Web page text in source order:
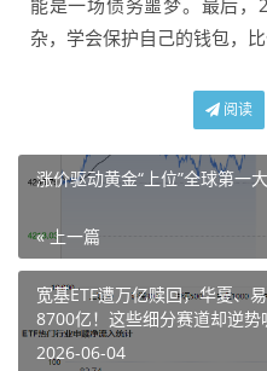
能是一场债务噩梦。最后
杂，学会保护自己的钱包，比
阅读
涨价驱动黄金“上位”全球第一
« 上一篇
宽基ETF遭万亿赎回，华夏、
8700亿！这些细分赛道却逆势
2026-06-04